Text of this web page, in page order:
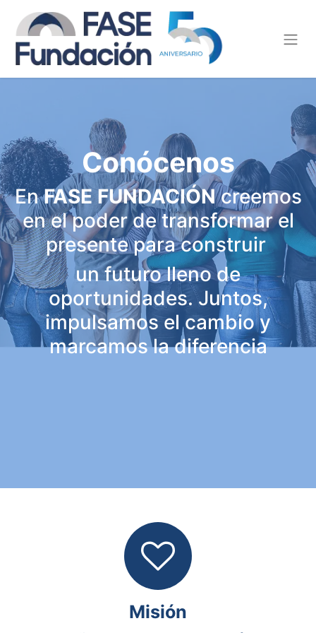
Conócenos
EnFASE FUNDACIÓNcreemos
en el poder de transformar el
presente para construir
un futuro lleno de
oportunidades. Juntos,
impulsamos el cambio y
marcamos la diferencia
Misión